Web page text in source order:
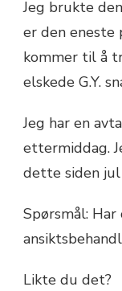
Jeg brukte
er den eneste
kommer til å
elskede G.Y.
Jeg har en
ettermiddag.
dette siden
Spørsmål:
Likte du det?